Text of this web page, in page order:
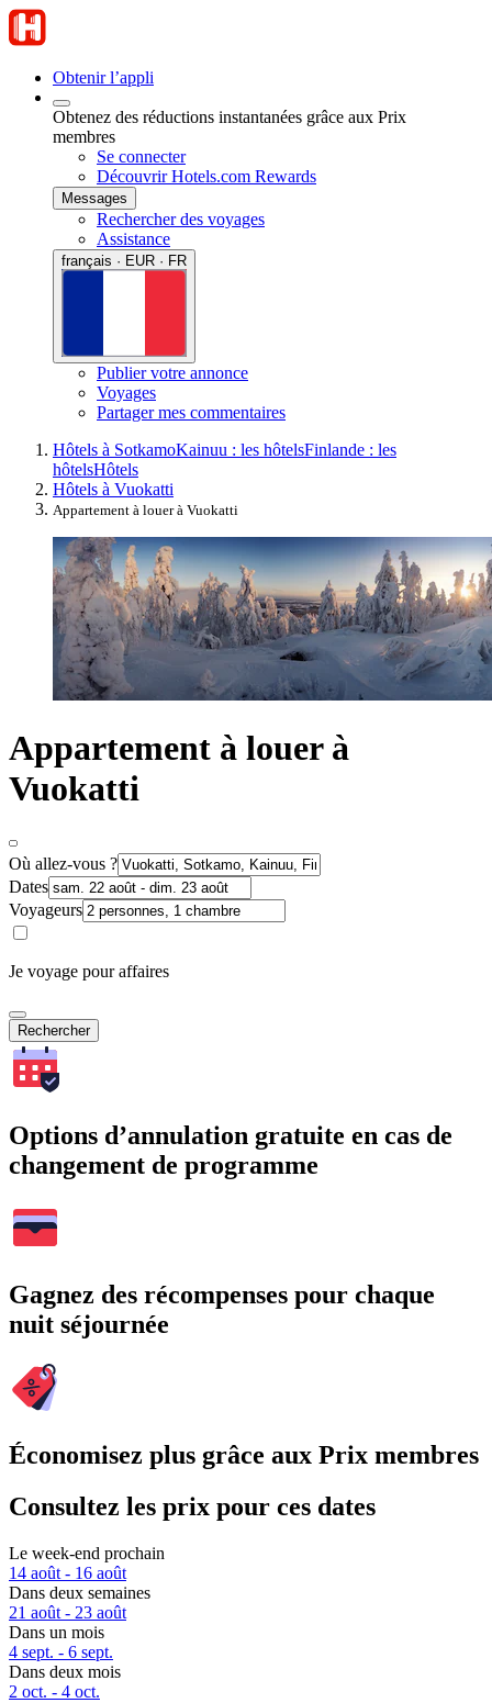
Obtenir l’appli
Obtenez des réductions instantanées grâce aux Prix
membres
Se connecter
Découvrir Hotels.com Rewards
Messages
Rechercher des voyages
Assistance
français · EUR · FR
Publier votre annonce
Voyages
Partager mes commentaires
Hôtels à SotkamoKainuu : les hôtelsFinlande : les
hôtelsHôtels
Hôtels à Vuokatti
Appartement à louer à Vuokatti
Appartement à louer à
Vuokatti
Où allez-vous ?
Dates
Voyageurs
Je voyage pour affaires
Rechercher
Options d’annulation gratuite en cas de
changement de programme
Gagnez des récompenses pour chaque
nuit séjournée
Économisez plus grâce aux Prix membres
Consultez les prix pour ces dates
Le week-end prochain
14 août - 16 août
Dans deux semaines
21 août - 23 août
Dans un mois
4 sept. - 6 sept.
Dans deux mois
2 oct. - 4 oct.